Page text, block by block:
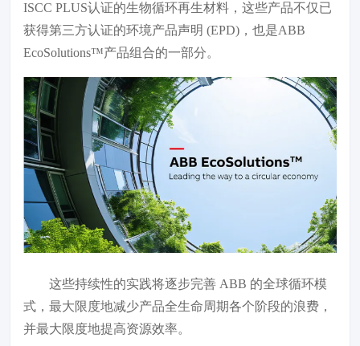
ISCC PLUS认证的生物循环再生材料，这些产品不仅已
获得第三方认证的环境产品声明 (EPD)，也是ABB
EcoSolutions™产品组合的一部分。
这些持续性的实践将逐步完善 ABB 的全球循环模
式，最大限度地减少产品全生命周期各个阶段的浪费，
并最大限度地提高资源效率。